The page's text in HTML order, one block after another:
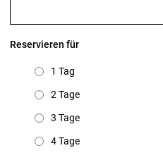
Reservieren für
1 Tag
2 Tage
3 Tage
4 Tage